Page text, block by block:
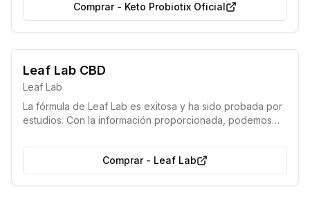
Comprar- Keto Probiotix Oficial
Leaf Lab CBD
Leaf Lab
La fórmula de Leaf Lab es exitosa y ha sido probada por
estudios. Con la información proporcionada, podemos
objetivos para el uso de CBD.
Comprar- Leaf Lab